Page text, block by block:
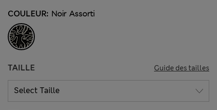
COULEUR: Noir Assorti
TAILLE Guide des tailles